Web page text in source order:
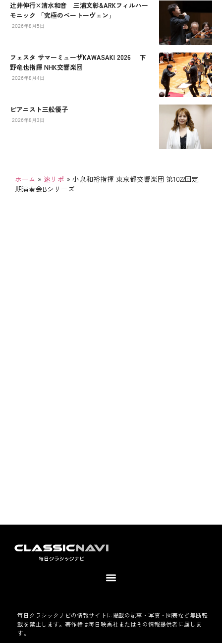
辻󠄀井伸行×清水和音 三浦文彰&ARKフィルハー
モニック 「究極のベートーヴェン」
2026年8月5日
フェスタ サマーミューザKAWASAKI 2026 下
野竜也指揮 NHK交響楽団
2026年8月4日
ピアニスト三舩優子
2026年8月3日
ホーム » 速リポ » 小泉和裕指揮 東京都交響楽団 第1022回定
期演奏会Bシリーズ
毎日クラシックナビの情報サイトに掲載の記事・写真・図表など無断転
載を禁止します。著作権は毎日映画社またはその情報提供者に属しま
す。